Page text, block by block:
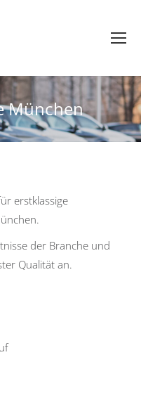
München
erstklassige
der Branche und
Qualität an.